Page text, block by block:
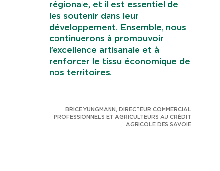
régionale, et il est essentiel de
les soutenir dans leur
développement. Ensemble, nous
continuerons à promouvoir
l’excellence artisanale et à
renforcer le tissu économique de
nos territoires.
BRICE YUNGMANN, DIRECTEUR COMMERCIAL
PROFESSIONNELS ET AGRICULTEURS AU CRÉDIT
AGRICOLE DES SAVOIE